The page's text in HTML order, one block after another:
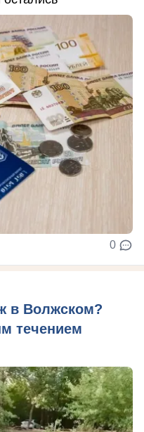
0
в Волжском?
течением